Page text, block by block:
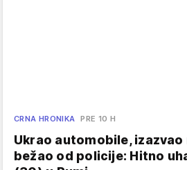
CRNA HRONIKA PRE 10 H
Ukrao automobile, izazvao
bežao od policije: Hitno